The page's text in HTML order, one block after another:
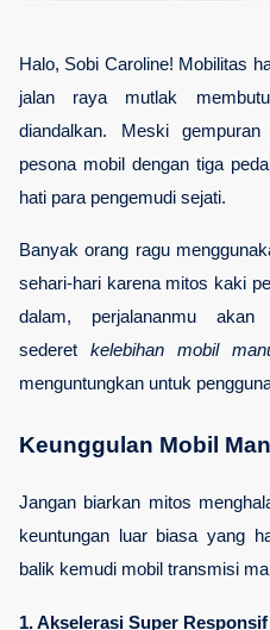
Halo, Sobi Caroline! Mobilitas
jalan raya mutlak
diandalkan. Meski
pesona mobil dengan tiga
hati para pengemudi sejati.
Banyak orang ragu
sehari-hari karena mitos kaki
dalam, perjalananmu akan
sederet kelebihan mobil
menguntungkan untuk
Keunggulan Mobil
Jangan biarkan mitos
keuntungan luar biasa yang
balik kemudi mobil transmisi
1. Akselerasi Super